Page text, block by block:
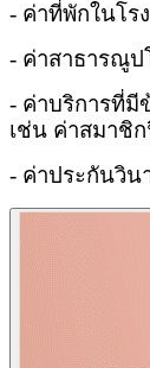
- ค่าที่พักในโร
- ค่าสาธารณู
- ค่าบริการที่มี
เช่น ค่าสมาชิ
- ค่าประกันวิน